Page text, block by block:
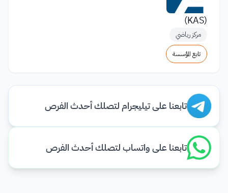
(KAS)
مركز رياضي
تابع المؤسسة
تابعنا على تيليجرام لتصلك أحدث الفرص
تابعنا على واتساب لتصلك أحدث الفرص